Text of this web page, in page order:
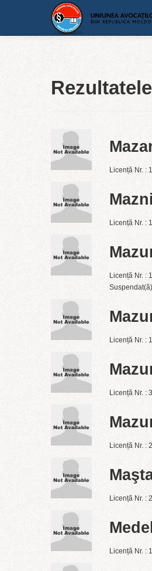
Licență Nr. :
Licență Nr. :
Licență Nr. :
Licență Nr. :
Licență Nr. :
Licență Nr. :
Licență Nr. :
Licență Nr. :